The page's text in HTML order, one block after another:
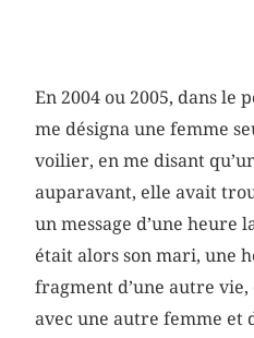
En 2004 ou 2005, dans le
me désigna une femme
voilier, en me disant
auparavant, elle avait
un message d’une heure
était alors son mari, une
fragment d’une autre
avec une autre femme et